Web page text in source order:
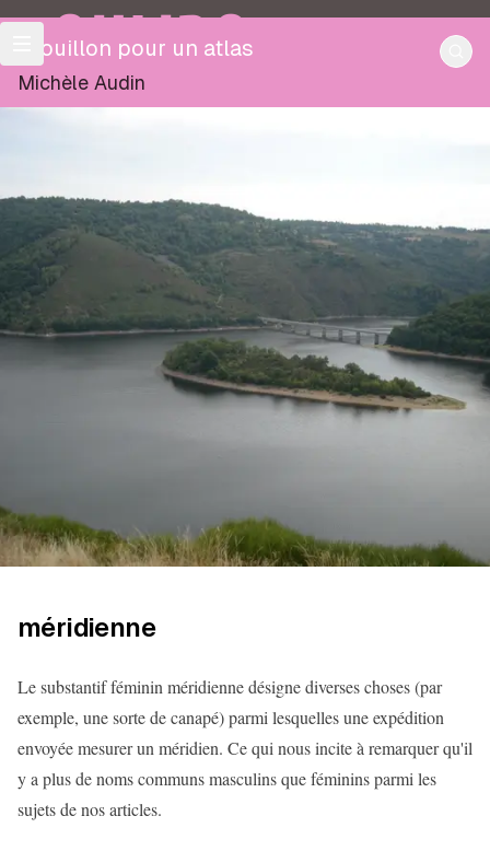
OULIPO
Brouillon pour un atlas
Michèle Audin
méridienne
Le substantif féminin méridienne désigne diverses choses (par
exemple, une sorte de canapé) parmi lesquelles une expédition
envoyée mesurer un méridien. Ce qui nous incite à remarquer qu'il
y a plus de noms communs masculins que féminins parmi les
sujets de nos articles.